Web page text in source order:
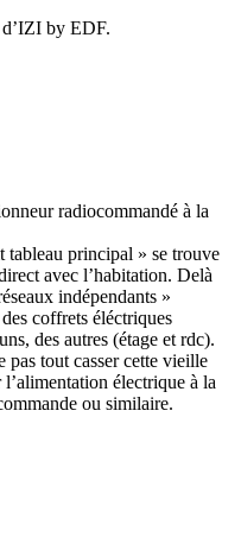
by EDF.
radiocommandé à la
tableau principal » se trouve
avec l’habitation. Delà
indépendants »
coffrets éléctriques
des autres (étage et rdc).
tout casser cette vieille
électrique à la
ou similaire.